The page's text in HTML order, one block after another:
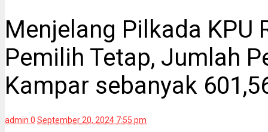
Menjelang Pilkada KPU
Pemilih Tetap, Jumlah
Kampar sebanyak
admin 0 September 20, 2024 7:55 pm